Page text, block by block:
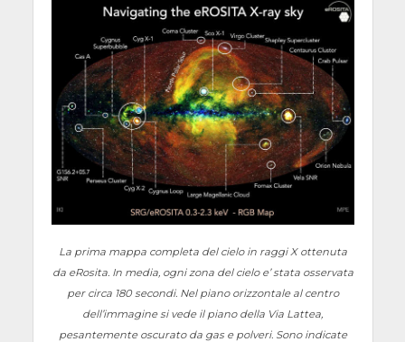
La prima mappa completa del cielo in raggi X ottenuta
da eRosita. In media, ogni zona del cielo e’ stata osservata
per circa 180 secondi. Nel piano orizzontale al centro
dell’immagine si vede il piano della Via Lattea,
pesantemente oscurato da gas e polveri. Sono indicate